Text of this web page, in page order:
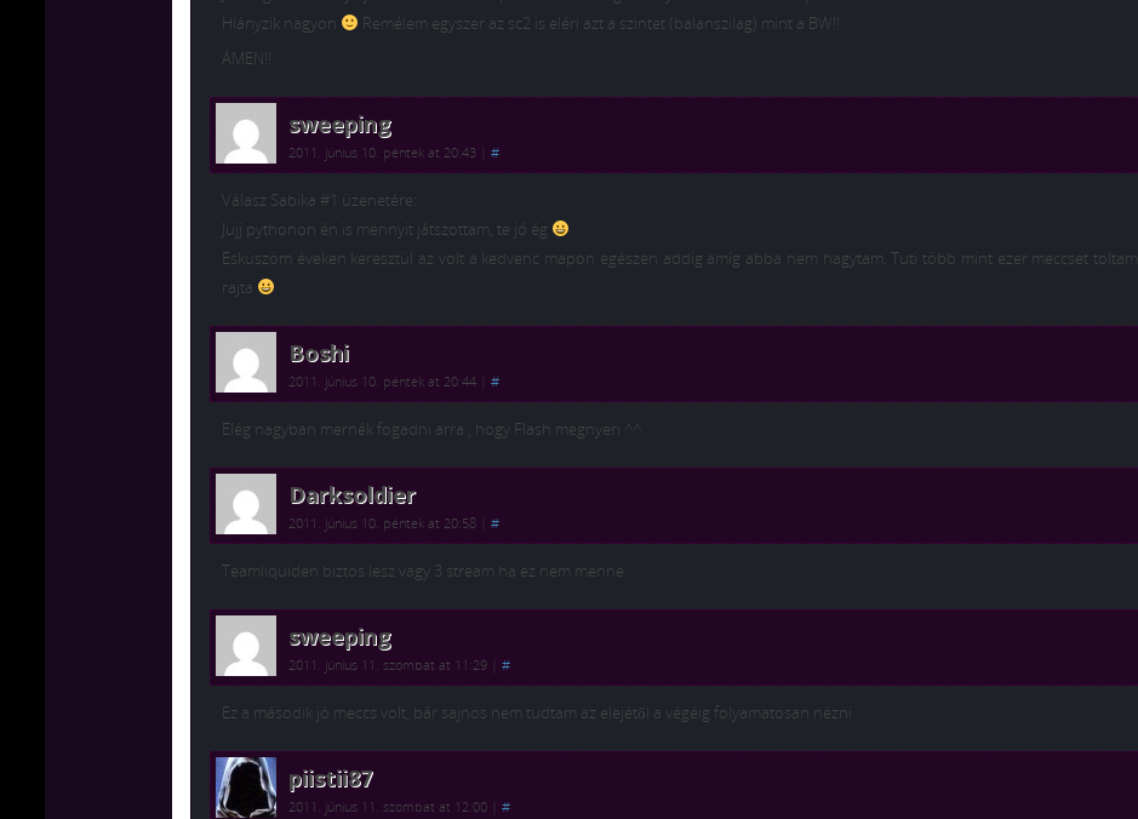
Hiányzik nagyon
Remélem egyszer az sc2 is eléri azt a szintet (balanszilag) mint a BW!!
ÁMEN!!
sweeping
2011. június 10. péntek at 20:43 #
Válasz Sabika #1 üzenetére:
Jujj pythonon én is mennyit játszottam, te jó ég
Esküszöm éveken keresztül az volt a kedvenc mapon egészen addig amíg abba nem hagytam. Tuti több mint ezer meccset toltam
rajta
Boshi
2011. június 10. péntek at 20:44 #
Elég nagyban mernék fogadni arra , hogy Flash megnyeri ^^
Darksoldier
2011. június 10. péntek at 20:58 #
Teamliquiden biztos lesz vagy 3 stream ha ez nem menne
sweeping
2011. június 11. szombat at 11:29 #
Ez a második jó meccs volt, bár sajnos nem tudtam az elejétől a végéig folyamatosan nézni
piistii87
2011. június 11. szombat at 12:00 #